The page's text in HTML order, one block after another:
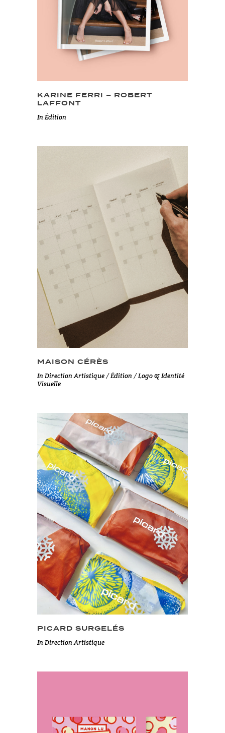
KARINE FERRI – ROBERT
LAFFONT
In Édition
MAISON CÉRÈS
In Direction Artistique / Édition / Logo & Identité
Visuelle
PICARD SURGELÉS
In Direction Artistique